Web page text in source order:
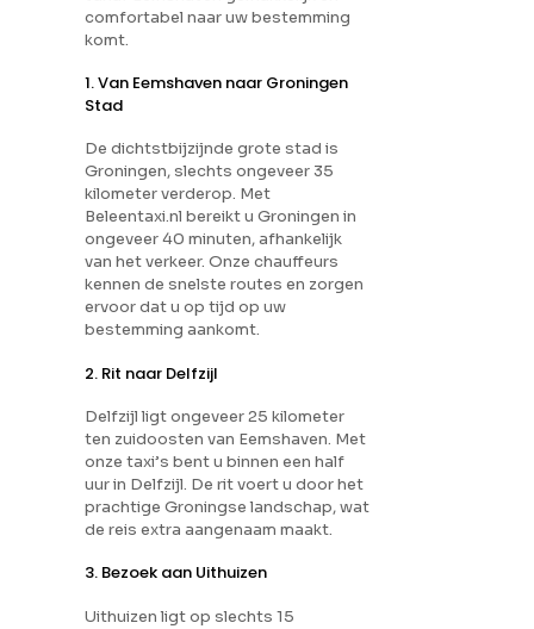
comfortabel naar uw bestemming
komt.
1. Van Eemshaven naar Groningen
Stad
De dichtstbijzijnde grote stad is
Groningen, slechts ongeveer 35
kilometer verderop. Met
Beleentaxi.nl bereikt u Groningen in
ongeveer 40 minuten, afhankelijk
van het verkeer. Onze chauffeurs
kennen de snelste routes en zorgen
ervoor dat u op tijd op uw
bestemming aankomt.
2. Rit naar Delfzijl
Delfzijl ligt ongeveer 25 kilometer
ten zuidoosten van Eemshaven. Met
onze taxi’s bent u binnen een half
uur in Delfzijl. De rit voert u door het
prachtige Groningse landschap, wat
de reis extra aangenaam maakt.
3. Bezoek aan Uithuizen
Uithuizen ligt op slechts 15